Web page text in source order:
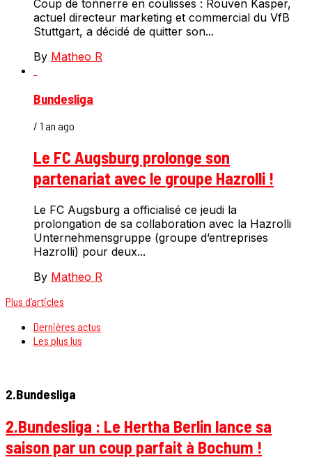
Coup de tonnerre en coulisses : Rouven Kasper,
actuel directeur marketing et commercial du VfB
Stuttgart, a décidé de quitter son...
By Matheo R
Bundesliga
/ 1 an ago
Le FC Augsburg prolonge son
partenariat avec le groupe Hazrolli !
Le FC Augsburg a officialisé ce jeudi la
prolongation de sa collaboration avec la Hazrolli
Unternehmensgruppe (groupe d’entreprises
Hazrolli) pour deux...
By Matheo R
Plus d’articles
Dernières actus
Les plus lus
2.Bundesliga
2.Bundesliga : Le Hertha Berlin lance sa
saison par un coup parfait à Bochum !